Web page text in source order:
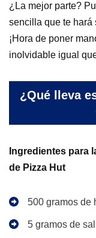
¿La mejor parte?
sencilla que te hará
¡Hora de poner
inolvidable igual
¿Qué lleva
Ingredientes para
de Pizza Hut
500 gramos de
5 gramos de sal